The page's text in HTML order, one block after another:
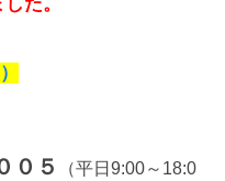
０５
（平日9:00～18:0